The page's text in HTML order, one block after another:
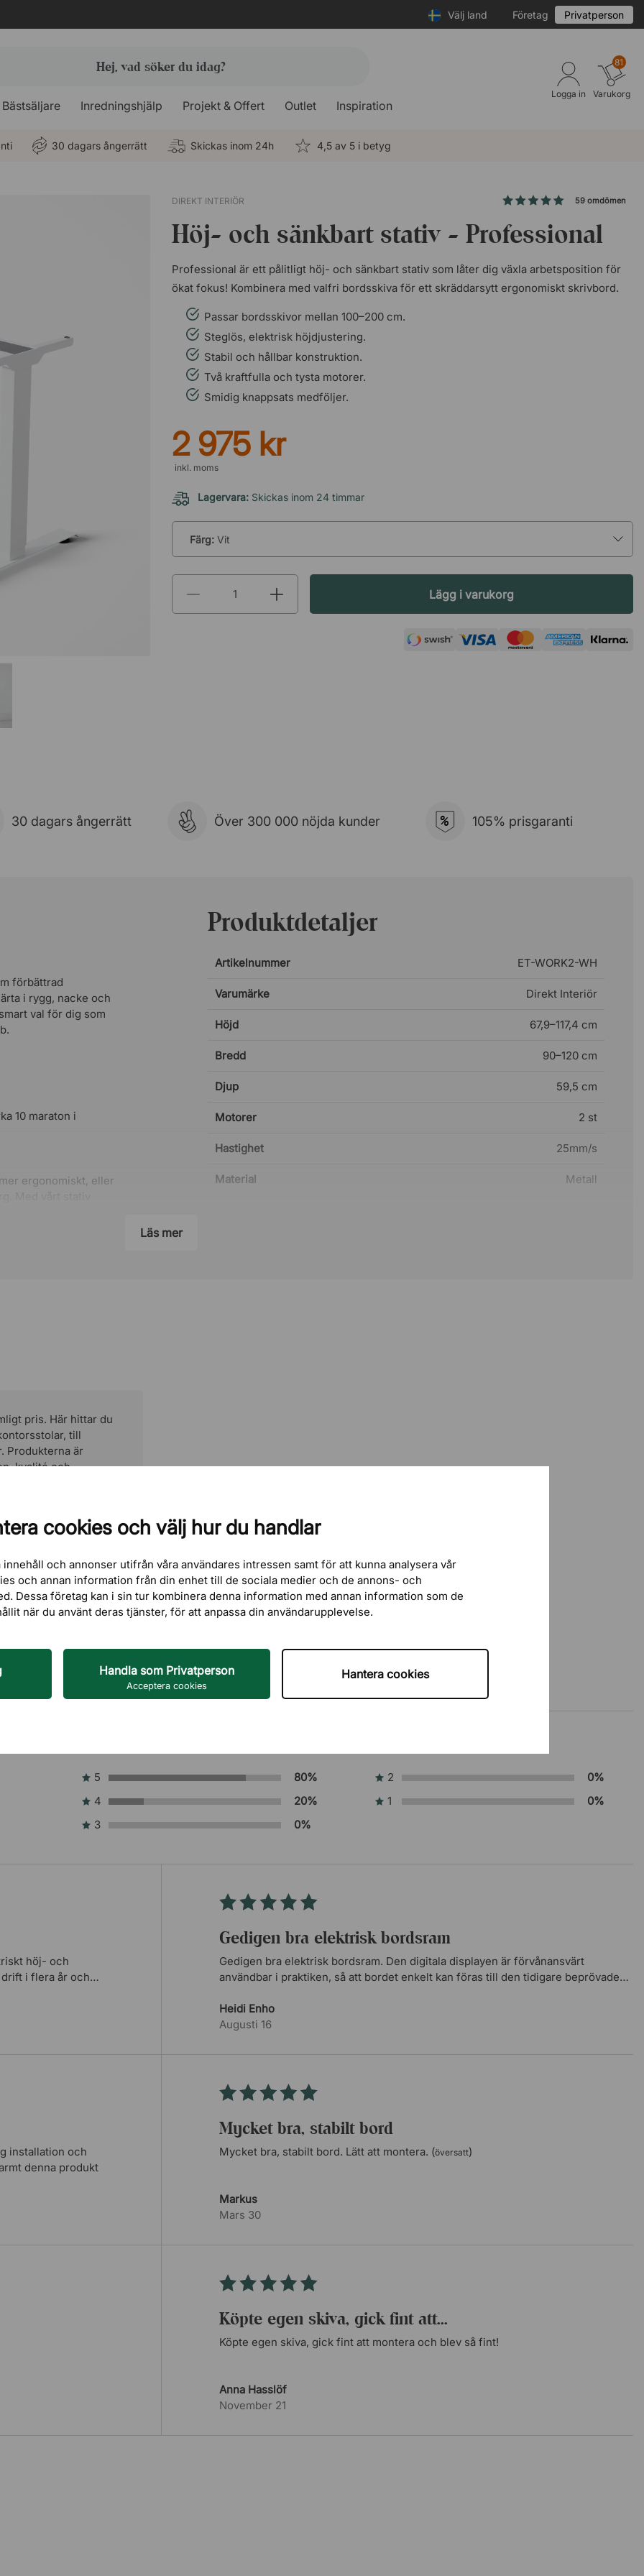
cookies och välj hur du handlar
och annonser utifrån våra användares intressen samt för att kunna analysera vår
och annan information från din enhet till de sociala medier och de annons- och
Dessa företag kan i sin tur kombinera denna information med annan information som de
när du använt deras tjänster, för att anpassa din användarupplevelse.
Handla som Privatperson
Acceptera cookies
Hantera cookies
Välj land Företag Privatperson
Bästsäljare Inredningshjälp Projekt & Offert Outlet Inspiration
Logga in
81
Varukorg
30 dagars ångerrätt Skickas inom 24h 4,5 av 5 i betyg
DIREKT INTERIÖR 59 omdömen
Höj- och sänkbart stativ - Professional
Professional är ett pålitligt höj- och sänkbart stativ som låter dig växla arbetsposition för
ökat fokus! Kombinera med valfri bordsskiva för ett skräddarsytt ergonomiskt skrivbord.
Passar bordsskivor mellan 100–200 cm.
Steglös, elektrisk höjdjustering.
Stabil och hållbar konstruktion.
Två kraftfulla och tysta motorer.
Smidig knappsats medföljer.
2 975 kr
inkl. moms
Lagervara: Skickas inom 24 timmar
Färg: Vit
Lägg i varukorg
30 dagars ångerrätt Över 300 000 nöjda kunder % 105% prisgaranti
förbättrad
i rygg, nacke och
val för dig som
10 maraton i
ergonomiskt, eller
Produktdetaljer
Artikelnummer ET-WORK2-WH
Varumärke Direkt Interiör
Höjd 67,9–117,4 cm
Bredd 90–120 cm
Djup 59,5 cm
Motorer 2 st
Hastighet 25mm/s
Material Metall
Läs mer
pris. Här hittar du
till
Produkterna är
kvalité och
uppskattas på
5
80%
4
20%
3
0%
2
0%
1
0%
höj- och
i flera år och
Gedigen bra elektrisk bordsram
Gedigen bra elektrisk bordsram. Den digitala displayen är förvånansvärt
användbar i praktiken, så att bordet enkelt kan föras till den tidigare beprövade
Heidi Enho
Augusti 16
installation och
denna produkt
Mycket bra, stabilt bord
Mycket bra, stabilt bord. Lätt att montera. (översatt)
Markus
Mars 30
Köpte egen skiva, gick fint att...
Köpte egen skiva, gick fint att montera och blev så fint!
Anna Hasslöf
November 21